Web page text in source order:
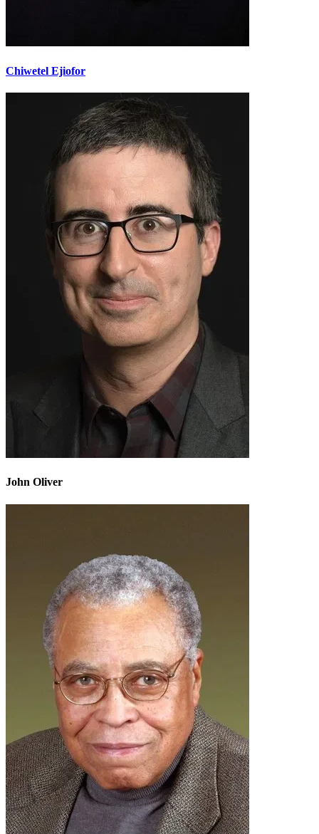
Chiwetel Ejiofor
John Oliver